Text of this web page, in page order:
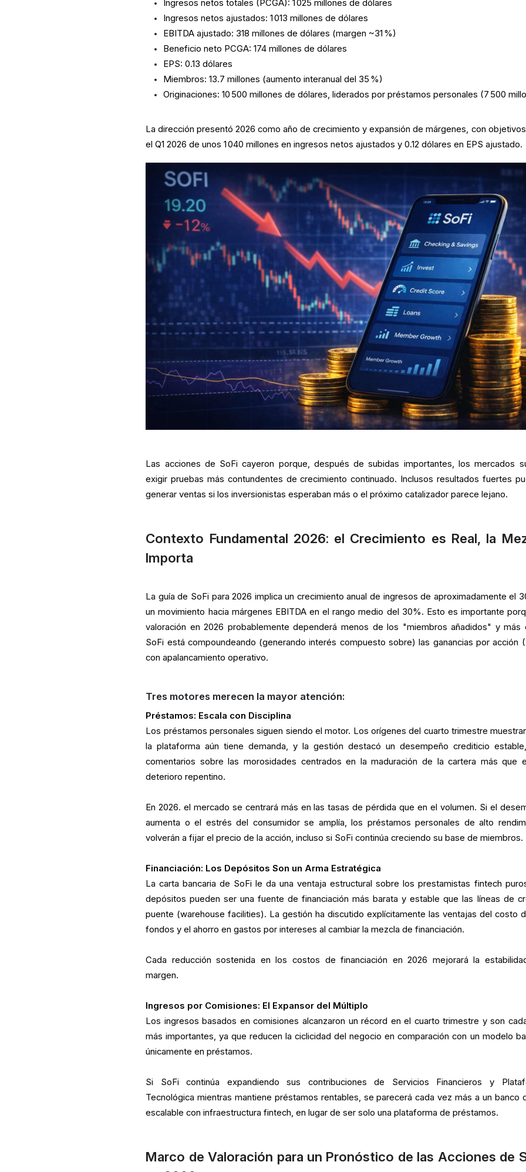
Ingresos netos totales (PCGA): 1 025 millones de dólares
Ingresos netos ajustados: 1 013 millones de dólares
EBITDA ajustado: 318 millones de dólares (margen ~31 %)
Beneficio neto PCGA: 174 millones de dólares
EPS: 0.13 dólares
Miembros: 13.7 millones (aumento interanual del 35 %)
Originaciones: 10 500 millones de dólares, liderados por préstamos personales (7 500
La dirección presentó 2026 como año de crecimiento y expansión de márgenes, con
el Q1 2026 de unos 1 040 millones en ingresos netos ajustados y 0.12 dólares en EPS ajustado.
Las acciones de SoFi cayeron porque, después de subidas importantes, los mercados
exigir pruebas más contundentes de crecimiento continuado. Inclusos resultados fuertes
generar ventas si los inversionistas esperaban más o el próximo catalizador parece lejano.
Contexto Fundamental 2026: el Crecimiento es Real, la
Importa
La guía de SoFi para 2026 implica un crecimiento anual de ingresos de aproximadamente el
un movimiento hacia márgenes EBITDA en el rango medio del 30%. Esto es importante
valoración en 2026 probablemente dependerá menos de los "miembros añadidos" y más
SoFi está compoundeando (generando interés compuesto sobre) las ganancias por acción
con apalancamiento operativo.
Tres motores merecen la mayor atención:
Préstamos: Escala con Disciplina
Los préstamos personales siguen siendo el motor. Los orígenes del cuarto trimestre
la plataforma aún tiene demanda, y la gestión destacó un desempeño crediticio
comentarios sobre las morosidades centrados en la maduración de la cartera más que
deterioro repentino.
En 2026. el mercado se centrará más en las tasas de pérdida que en el volumen. Si el
aumenta o el estrés del consumidor se amplía, los préstamos personales de alto
volverán a fijar el precio de la acción, incluso si SoFi continúa creciendo su base de miembros.
Financiación: Los Depósitos Son un Arma Estratégica
La carta bancaria de SoFi le da una ventaja estructural sobre los prestamistas fintech
depósitos pueden ser una fuente de financiación más barata y estable que las líneas de
puente (warehouse facilities). La gestión ha discutido explícitamente las ventajas del costo
fondos y el ahorro en gastos por intereses al cambiar la mezcla de financiación.
Cada reducción sostenida en los costos de financiación en 2026 mejorará la
margen.
Ingresos por Comisiones: El Expansor del Múltiplo
Los ingresos basados en comisiones alcanzaron un récord en el cuarto trimestre y son
más importantes, ya que reducen la ciclicidad del negocio en comparación con un modelo
únicamente en préstamos.
Si SoFi continúa expandiendo sus contribuciones de Servicios Financieros y
Tecnológica mientras mantiene préstamos rentables, se parecerá cada vez más a un banco
escalable con infraestructura fintech, en lugar de ser solo una plataforma de préstamos.
Marco de Valoración para un Pronóstico de las Acciones de